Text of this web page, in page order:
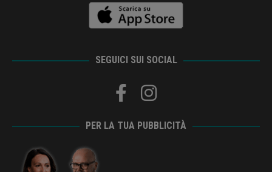
SEGUICI SUI SOCIAL
PER LA TUA PUBBLICITÀ